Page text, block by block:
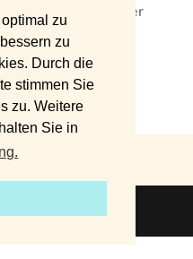
zu
zu
Durch die
stimmen Sie
zu. Weitere
Sie in
Kunden sollte der
Direkt auf den
Sqdn Patch
by